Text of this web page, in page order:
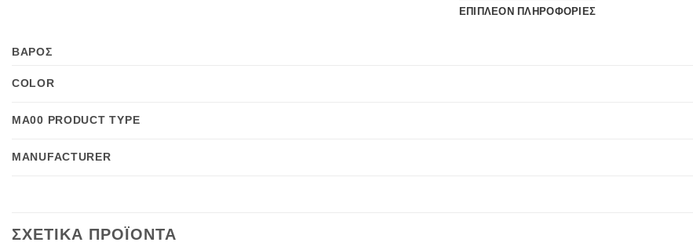
ΕΠΙΠΛΕΟΝ ΠΛΗΡΟΦΟΡΙΕΣ
ΒΑΡΟΣ
COLOR
MA00 PRODUCT TYPE
MANUFACTURER
ΣΧΕΤΙΚΑ ΠΡΟΪΟΝΤΑ